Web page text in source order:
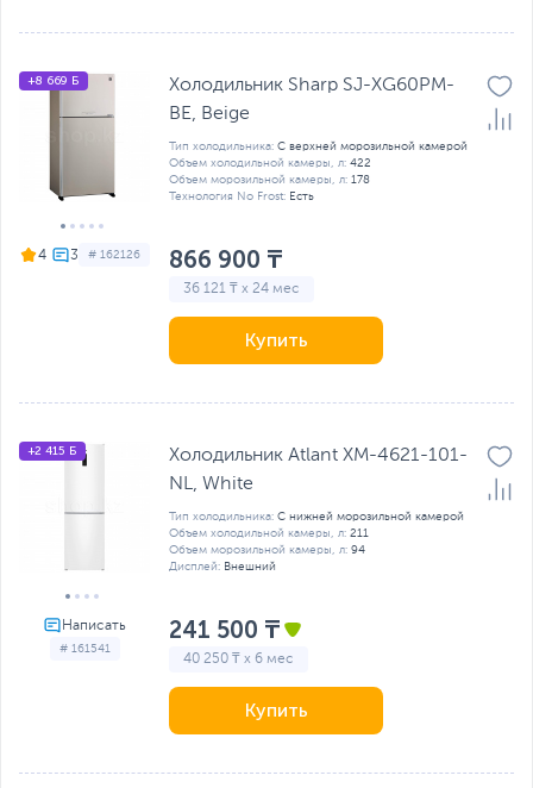
4 # 162126
+8 669 Б
Холодильник Sharp SJ-XG60PM-
BE, Beige
Тип холодильника: C верхней морозильной камерой
Объем холодильной камеры, л: 422
Объем морозильной камеры, л: 178
Технология No Frost: Есть
866 900 ₸
36 121 ₸ x 24 мес
Купить
# 161541
+2 415 Б
Холодильник Atlant ХМ-4621-101-
NL, White
Тип холодильника: С нижней морозильной камерой
Объем холодильной камеры, л: 211
Объем морозильной камеры, л: 94
Дисплей: Внешний
241 500 ₸
40 250 ₸ x 6 мес
Купить